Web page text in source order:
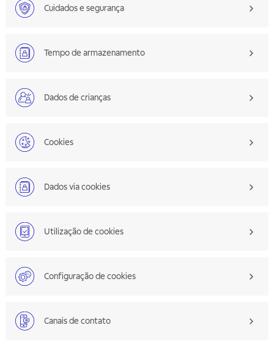
Cuidados e segurança
Tempo de armazenamento
Dados de crianças
Cookies
Dados via cookies
Utilização de cookies
Configuração de cookies
Canais de contato